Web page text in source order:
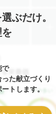
ぶだけ。
で
た献立づくり
トします。